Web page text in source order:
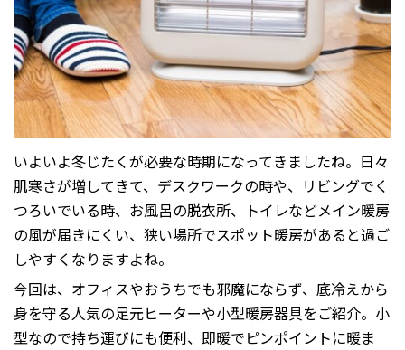
いよいよ冬じたくが必要な時期になってきましたね。日々
肌寒さが増してきて、デスクワークの時や、リビングでく
つろいでいる時、お風呂の脱衣所、トイレなどメイン暖房
の風が届きにくい、狭い場所でスポット暖房があると過ご
しやすくなりますよね。
今回は、オフィスやおうちでも邪魔にならず、底冷えから
身を守る人気の足元ヒーターや小型暖房器具をご紹介。小
型なので持ち運びにも便利、即暖でピンポイントに暖ま